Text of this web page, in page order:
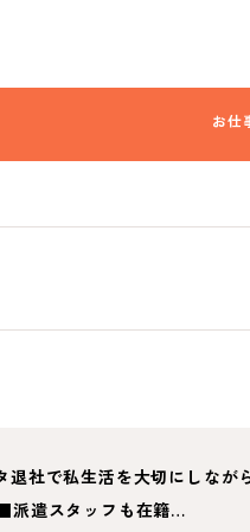
お仕
社で私生活を大切にしなが
派遣スタッフも在籍…